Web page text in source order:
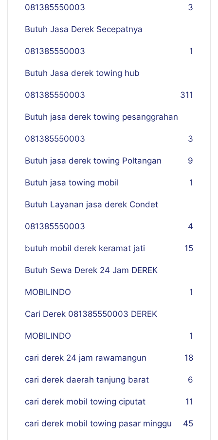
081385550003 3
Butuh Jasa Derek Secepatnya
081385550003 1
Butuh Jasa derek towing hub
081385550003 311
Butuh jasa derek towing pesanggrahan
081385550003 3
Butuh jasa derek towing Poltangan 9
Butuh jasa towing mobil 1
Butuh Layanan jasa derek Condet
081385550003 4
butuh mobil derek keramat jati 15
Butuh Sewa Derek 24 Jam DEREK
MOBILINDO 1
Cari Derek 081385550003 DEREK
MOBILINDO 1
cari derek 24 jam rawamangun 18
cari derek daerah tanjung barat 6
cari derek mobil towing ciputat 11
cari derek mobil towing pasar minggu 45